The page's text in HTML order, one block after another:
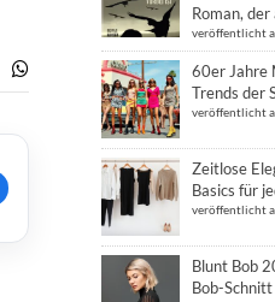
Roman,
veröffentlicht
60er Jahre
Trends der
veröffentlicht
Zeitlose
Basics für
veröffentlicht
Blunt Bob
Bob-